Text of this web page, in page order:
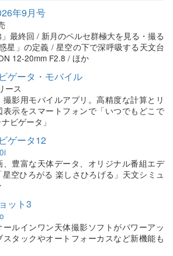
年9月号
」最終回 / 新月のペルセ群極大を見る・撮る
星」の定義 / 星空の下で深呼吸する天文台
12-20mm F2.8 / ほか
ゲータ・モバイル
ース
撮影用モバイルアプリ。高精度な計算とリ
表示をスマートフォンで「いつでもどこで
ビゲータ」
ゲータ12
、豊富な天体データ、オリジナル番組エデ
星空ひろがる 楽しさひろげる」天文シミュ
ット3
ールインワン天体撮影ソフトがパワーアッ
スタックやオートフォーカスなど新機能も